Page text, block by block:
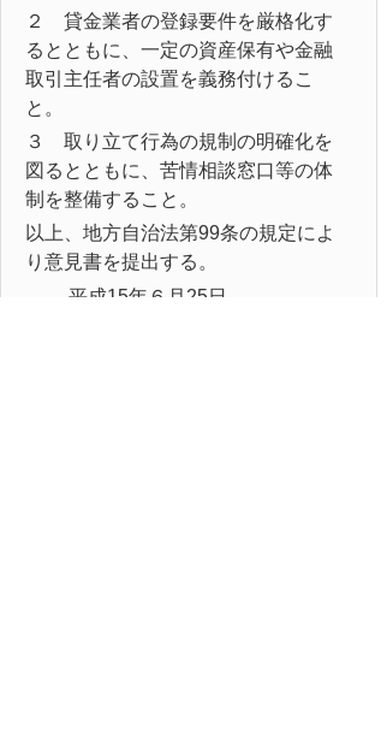
２ 貸金業者の登録要件を厳格化す
るとともに、一定の資産保有や金融
取引主任者の設置を義務付けるこ
と。
３ 取り立て行為の規制の明確化を
図るとともに、苦情相談窓口等の体
制を整備すること。
以上、地方自治法第99条の規定によ
り意見書を提出する。
平成15年６月25日